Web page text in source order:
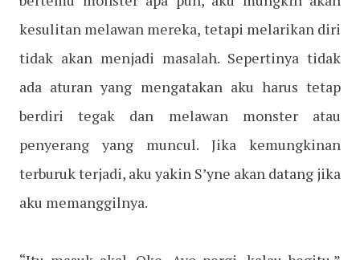
kesulitan melawan mereka, tetapi melarikan diri
tidak akan menjadi masalah. Sepertinya tidak
ada aturan yang mengatakan aku harus tetap
berdiri tegak dan melawan monster atau
penyerang yang muncul. Jika kemungkinan
terburuk terjadi, aku yakin S’yne akan datang jika
aku memanggilnya.